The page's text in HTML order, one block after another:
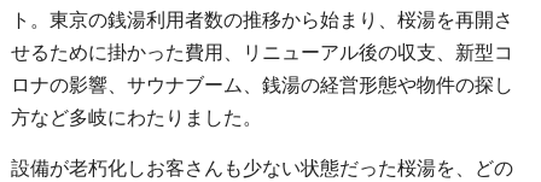
ト。東京の銭湯利用者数の推移から始まり、桜湯を再開さ
せるために掛かった費用、リニューアル後の収支、新型コ
ロナの影響、サウナブーム、銭湯の経営形態や物件の探し
方など多岐にわたりました。
設備が老朽化しお客さんも少ない状態だった桜湯を、どの